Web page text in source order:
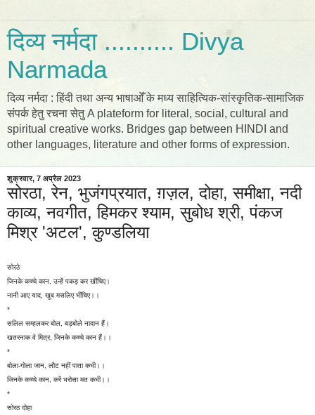
दिव्य नर्मदा .......... Divya
Narmada
दिव्य नर्मदा : हिंदी तथा अन्य भाषाओँ के मध्य साहित्यिक-सांस्कृतिक-सामाजिक
संपर्क हेतु रचना सेतु A plateform for literal, social, cultural and
spiritual creative works. Bridges gap between HINDI and
other languages, literature and other forms of expression.
शुक्रवार, 7 अप्रैल 2023
सोरठा, रेन, भुजंगप्रयात, ग़ज़ल, दोहा, समीक्षा, नदी
काव्य, नवगीत, हिमकर श्याम, सुबोध श्री, पंकज
मिश्र 'अटल', कुण्डलिया
सोरठे
जिनके कच्चे कान, उन्हें पकड़ कर खींचिए।
नानी आए याद, खूब मसलिए भींचिए।।
*
सलिल सम्हलकर बोल, बड़बोले नादान हैं।
खतरनाक वे मित्र, जिनके कच्चे कान हैं।।
*
बोला-गोला जान, लौट नहीं पाता कभी।।
जिनके कच्चे कान, करें भरोसा मत कभी।।
*
सोरठ दोहा